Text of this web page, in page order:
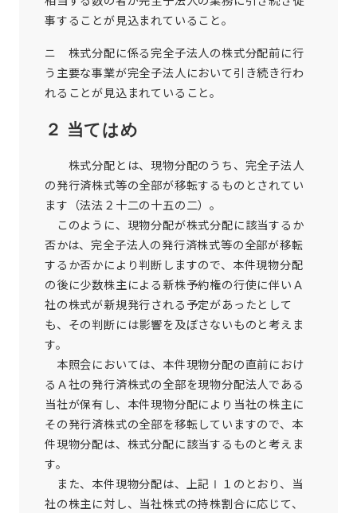
事することが見込まれていること。
ニ 株式分配に係る完全子法人の株式分配前に行
う主要な事業が完全子法人において引き続き行わ
れることが見込まれていること。
２ 当てはめ
株式分配とは、現物分配のうち、完全子法人
の発行済株式等の全部が移転するものとされてい
ます（法法２十二の十五の二）。
このように、現物分配が株式分配に該当するか
否かは、完全子法人の発行済株式等の全部が移転
するか否かにより判断しますので、本件現物分配
の後に少数株主による新株予約権の行使に伴いＡ
社の株式が新規発行される予定があったとして
も、その判断には影響を及ぼさないものと考えま
す。
本照会においては、本件現物分配の直前におけ
るＡ社の発行済株式の全部を現物分配法人である
当社が保有し、本件現物分配により当社の株主に
その発行済株式の全部を移転していますので、本
件現物分配は、株式分配に該当するものと考えま
す。
また、本件現物分配は、上記Ⅰ１のとおり、当
社の株主に対し、当社株式の持株割合に応じて、